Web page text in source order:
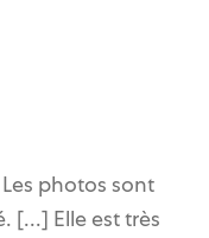
photos sont
[...] Elle est très